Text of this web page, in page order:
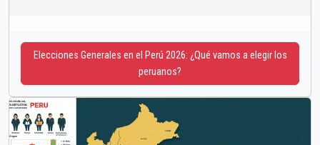
Elecciones Generales en el Perú 2026: ¿Qué vamos a elegir los
peruanos?